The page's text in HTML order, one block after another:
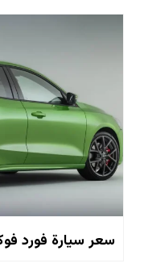
سعر سيارة فورد فوكس 2024 في